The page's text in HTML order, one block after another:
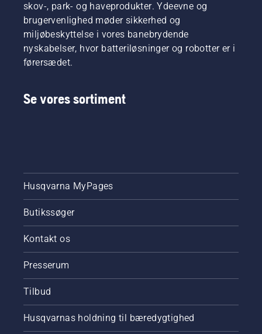
skov-, park- og haveprodukter. Ydeevne og
brugervenlighed møder sikkerhed og
miljøbeskyttelse i vores banebrydende
nyskabelser, hvor batteriløsninger og robotter er i
førersædet.
Se vores sortiment
Husqvarna MyPages
Butikssøger
Kontakt os
Presserum
Tilbud
Husqvarnas holdning til bæredygtighed